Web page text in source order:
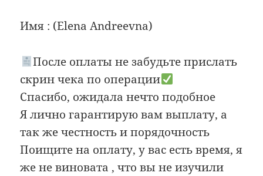
Имя : (Elena Andreevna)
После оплаты не забудьте прислать
скрин чека по операции
Спасибо, ожидала нечто подобное
Я лично гарантирую вам выплату, а
так же честность и порядочность
Поищите на оплату, у вас есть время, я
же не виновата , что вы не изучили